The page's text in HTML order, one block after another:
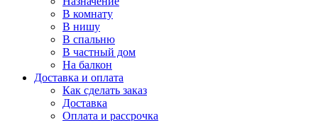
В комнату
В нишу
В спальню
В частный дом
На балкон
Доставка и оплата
Как сделать заказ
Доставка
Оплата и рассрочка